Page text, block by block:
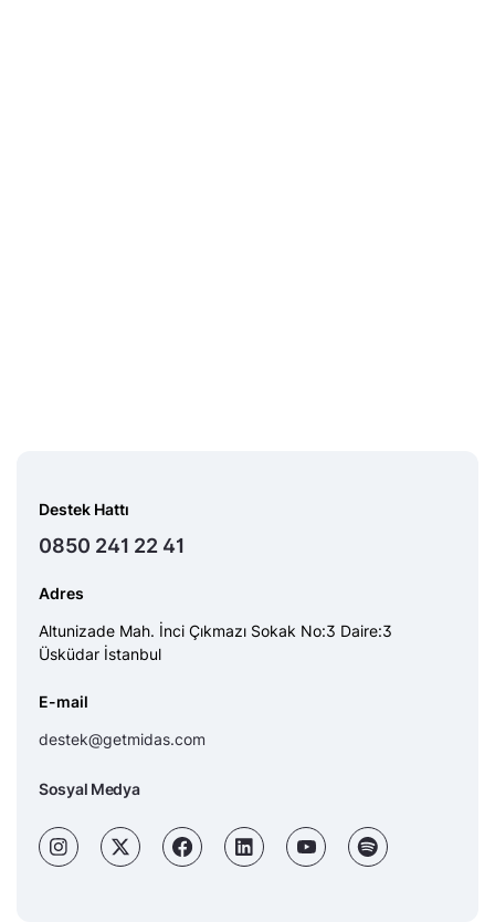
Destek Hattı
0850 241 22 41
Adres
Altunizade Mah. İnci Çıkmazı Sokak No:3 Daire:3
Üsküdar İstanbul
E-mail
destek@getmidas.com
Sosyal Medya